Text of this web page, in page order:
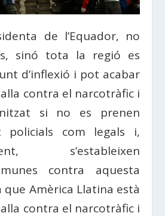
de l’Equador, no
sinó tota la regió es
d’inflexió i pot acabar
contra el narcotràfic i
si no es prenen
policials com legals i,
s’estableixen
contra aquesta
que Amèrica Llatina està
contra el narcotràfic i